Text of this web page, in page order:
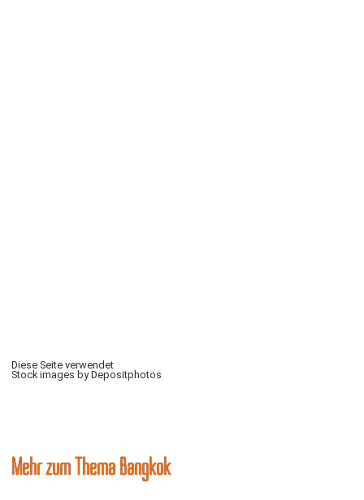
Diese Seite verwendet
Stock images by Depositphotos
Mehr zum Thema Bangkok